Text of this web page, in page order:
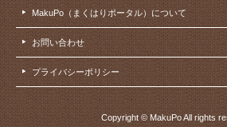
MakuPo（まくはりポータル）について
お問い合わせ
プライバシーポリシー
Copyright © MakuPo All rights